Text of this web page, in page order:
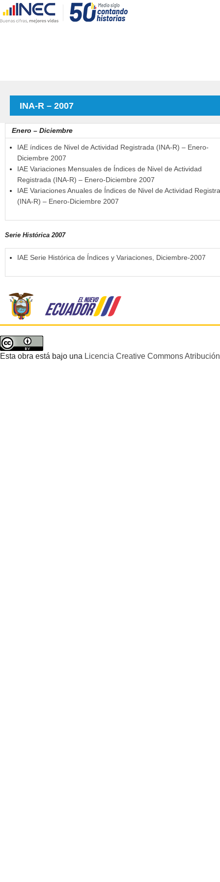
INA-R – 2007
Enero – Diciembre
IAE índices de Nivel de Actividad Registrada (INA-R) – Enero-
Diciembre 2007
IAE Variaciones Mensuales de Índices de Nivel de Actividad
Registrada (INA-R) – Enero-Diciembre 2007
IAE Variaciones Anuales de Índices de Nivel de Actividad
(INA-R) – Enero-Diciembre 2007
Serie Histórica 2007
IAE Serie Histórica de Índices y Variaciones, Diciembre-2007
Esta obra está bajo una Licencia Creative Commons